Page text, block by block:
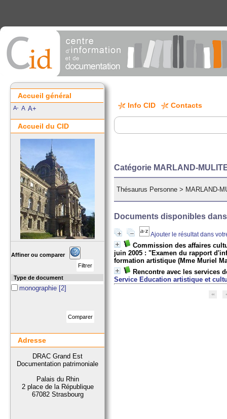
Info CID Contacts
Catégorie MARLAND-
Thésaurus Personne > MARLAND-
Documents disponibles
Ajouter le résultat dans
Commission des affaires
juin 2005 : "Examen du rapport
formation artistique (Mme Muriel
Rencontre avec les services
Service Education artistique et
Accueil général
A- A A+
Accueil du CID
Affiner ou comparer
Type de document
monographie [2]
Adresse
DRAC Grand Est
Documentation patrimoniale
Palais du Rhin
2 place de la République
67082 Strasbourg